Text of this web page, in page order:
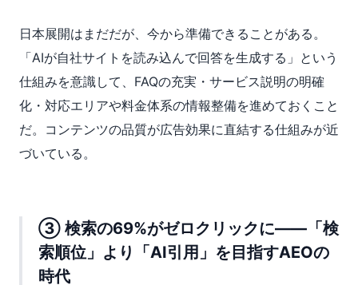
日本展開はまだだが、今から準備できることがある。
「AIが自社サイトを読み込んで回答を生成する」という
仕組みを意識して、FAQの充実・サービス説明の明確
化・対応エリアや料金体系の情報整備を進めておくこと
だ。コンテンツの品質が広告効果に直結する仕組みが近
づいている。
③ 検索の69%がゼロクリックに——「検
索順位」より「AI引用」を目指すAEOの
時代